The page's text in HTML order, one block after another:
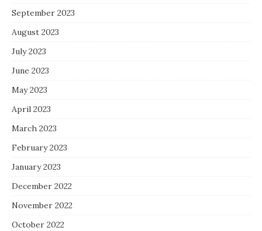
September 2023
August 2023
July 2023
June 2023
May 2023
April 2023
March 2023
February 2023
January 2023
December 2022
November 2022
October 2022